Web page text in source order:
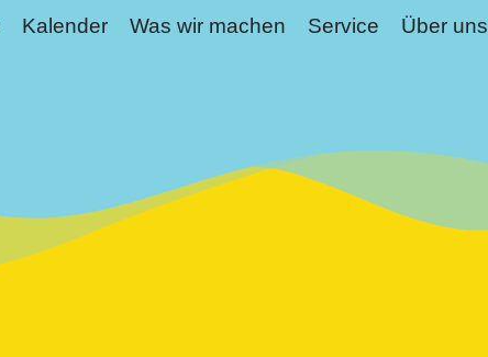
Kalender Was wir machen Service Über uns